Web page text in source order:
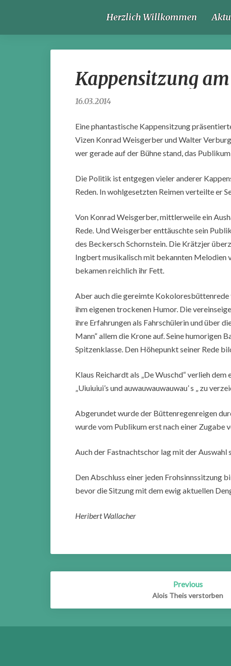
Herzlich Willkommen
Kappensitzung am
16.03.2014
Eine phantastische Kappensitzung
Vizen Konrad Weisgerber und Walter
wer gerade auf der Bühne stand, das
Die Politik ist entgegen vieler anderer
Reden. In wohlgesetzten Reimen verteilte er
Von Konrad Weisgerber, mittlerweile ein
Rede. Und Weisgerber enttäuschte sein
des Beckersch Schornstein. Die Krätzjer
Ingbert musikalisch mit bekannten Melodien
bekamen reichlich ihr Fett.
Aber auch die gereimte
ihm eigenen trockenen Humor. Die
ihre Erfahrungen als Fahrschülerin und über
Mann“ allem die Krone auf. Seine humorigen
Spitzenklasse. Den Höhepunkt seiner Rede
Klaus Reichardt als „De Wuschd“ verlieh
„Uiuiuiui’s und auwauwauwauwau’ s „ zu
Abgerundet wurde der Büttenregenreigen
wurde vom Publikum erst nach einer Zugabe
Auch der Fastnachtschor lag mit der
Den Abschluss einer jeden Frohsinnssitzung
bevor die Sitzung mit dem ewig aktuellen
Heribert Wallacher
Post
Previous
Alois Theis verstorben